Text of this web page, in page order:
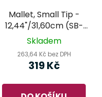
Mallet, Small Tip -
12,44"/31,60cm (SB-
M-ST-L) - MEINL Sonic
palička
Skladem
263,64 Kč bez DPH
319 Kč